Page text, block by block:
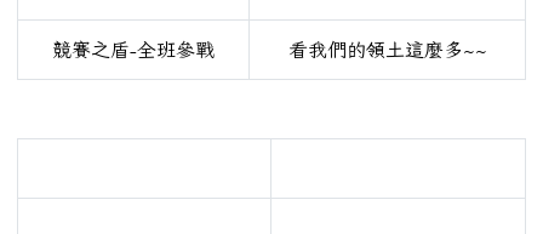
競賽之盾-全班參戰 看我們的領土這麼多~~